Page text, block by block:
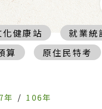
化健康站
就業統
算
原住民特考
年 / 106年